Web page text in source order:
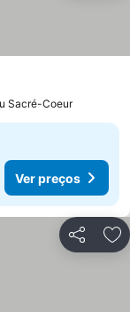
Sacré-Coeur
Ver preços
Partilhar